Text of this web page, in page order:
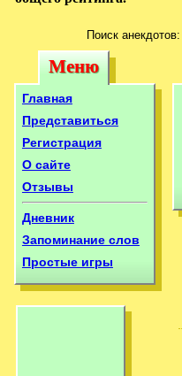
Поиск анекдотов:
Меню
Меню
Главная
Представиться
Регистрация
О сайте
Отзывы
Дневник
Запоминание слов
Простые игры